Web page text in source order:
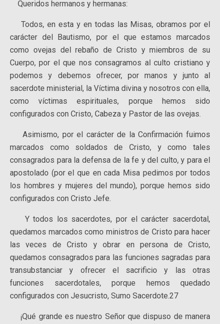
Queridos hermanos y hermanas:
Todos, en esta y en todas las Misas, obramos por el
carácter del Bautismo, por el que estamos marcados
como ovejas del rebaño de Cristo y miembros de su
Cuerpo, por el que nos consagramos al culto cristiano y
podemos y debemos ofrecer, por manos y junto al
sacerdote ministerial, la Víctima divina y nosotros con ella,
como víctimas espirituales, porque hemos sido
configurados con Cristo, Cabeza y Pastor de las ovejas.
Asimismo, por el carácter de la Confirmación fuimos
marcados como soldados de Cristo, y como tales
consagrados para la defensa de la fe y del culto, y para el
apostolado (por el que en cada Misa pedimos por todos
los hombres y mujeres del mundo), porque hemos sido
configurados con Cristo Jefe.
Y todos los sacerdotes, por el carácter sacerdotal,
quedamos marcados como ministros de Cristo para hacer
las veces de Cristo y obrar en persona de Cristo,
quedamos consagrados para las funciones sagradas para
transubstanciar y ofrecer el sacrificio y las otras
funciones sacerdotales, porque hemos quedado
configurados con Jesucristo, Sumo Sacerdote.27
¡Qué grande es nuestro Señor que dispuso de manera